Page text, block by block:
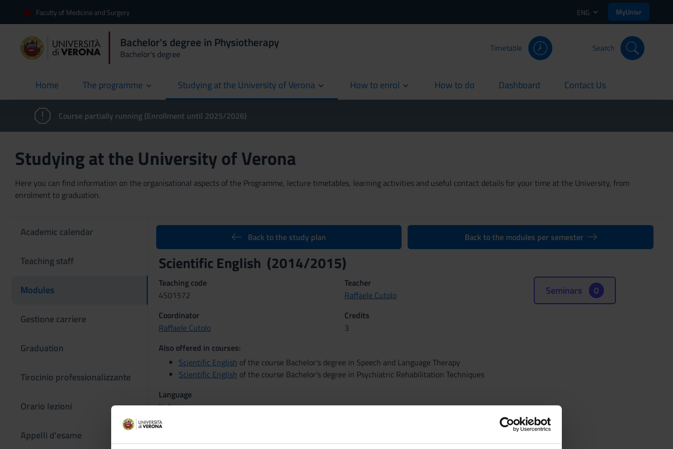
Faculty of Medicine and Surgery ENG MyUnivr
Bachelor's degree in Physiotherapy
Bachelor's degree
Timetable Search
Home
current The programme Studying at the University of Verona How to enrol How to do
current Dashboard
current Contact Us
current
Course partially running (Enrollment until 2025/2026)
Studying at the University of Verona
Here you can find information on the organisational aspects of the Programme, lecture timetables, learning activities and useful contact details for your time at the University, from
enrolment to graduation.
Academic calendar
Teaching staff
Modules
Gestione carriere
Graduation
Tirocinio professionalizzante
Orario lezioni
Appelli d'esame
Back to the study plan Back to the modules per semester
Scientific English (2014/2015)
Teaching code
4S01572
Teacher
Raffaele Cutolo
Coordinator
Raffaele Cutolo
Credits
3
Also offered in courses:
Scientific English of the course Bachelor's degree in Speech and Language Therapy
Scientific English of the course Bachelor's degree in Psychiatric Rehabilitation Techniques
Language
Italian
Scientific Disciplinary Sector (SSD)
Seminars 0